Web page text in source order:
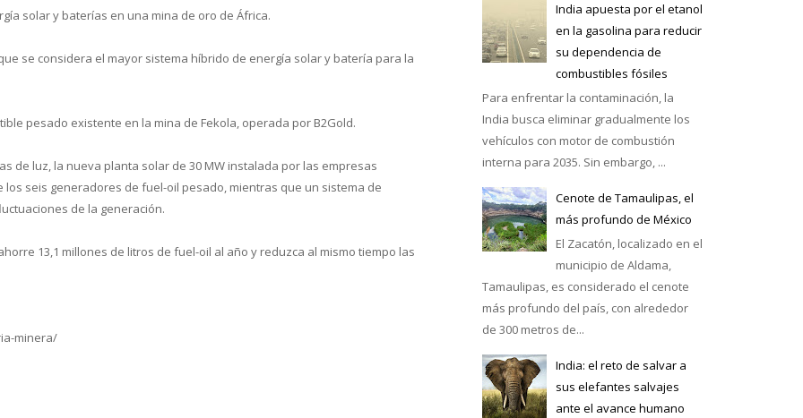
solar y baterías en una mina de oro de África.
se considera el mayor sistema híbrido de energía solar y batería para la
pesado existente en la mina de Fekola, operada por B2Gold.
de luz, la nueva planta solar de 30 MW instalada por las empresas
seis generadores de fuel-oil pesado, mientras que un sistema de
de la generación.
13,1 millones de litros de fuel-oil al año y reduzca al mismo tiempo las
minera/
India apuesta por el etanol
en la gasolina para reducir
su dependencia de
combustibles fósiles
Para enfrentar la contaminación, la
India busca eliminar gradualmente los
vehículos con motor de combustión
interna para 2035. Sin embargo, ...
Cenote de Tamaulipas, el
más profundo de México
El Zacatón, localizado en el
municipio de Aldama,
Tamaulipas, es considerado el cenote
más profundo del país, con alrededor
de 300 metros de...
India: el reto de salvar a
sus elefantes salvajes
ante el avance humano